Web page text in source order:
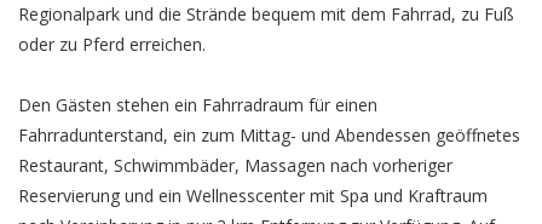
Regionalpark und die Strände bequem mit dem Fahrrad, zu Fuß
oder zu Pferd erreichen.
Den Gästen stehen ein Fahrradraum für einen
Fahrradunterstand, ein zum Mittag- und Abendessen geöffnetes
Restaurant, Schwimmbäder, Massagen nach vorheriger
Reservierung und ein Wellnesscenter mit Spa und Kraftraum